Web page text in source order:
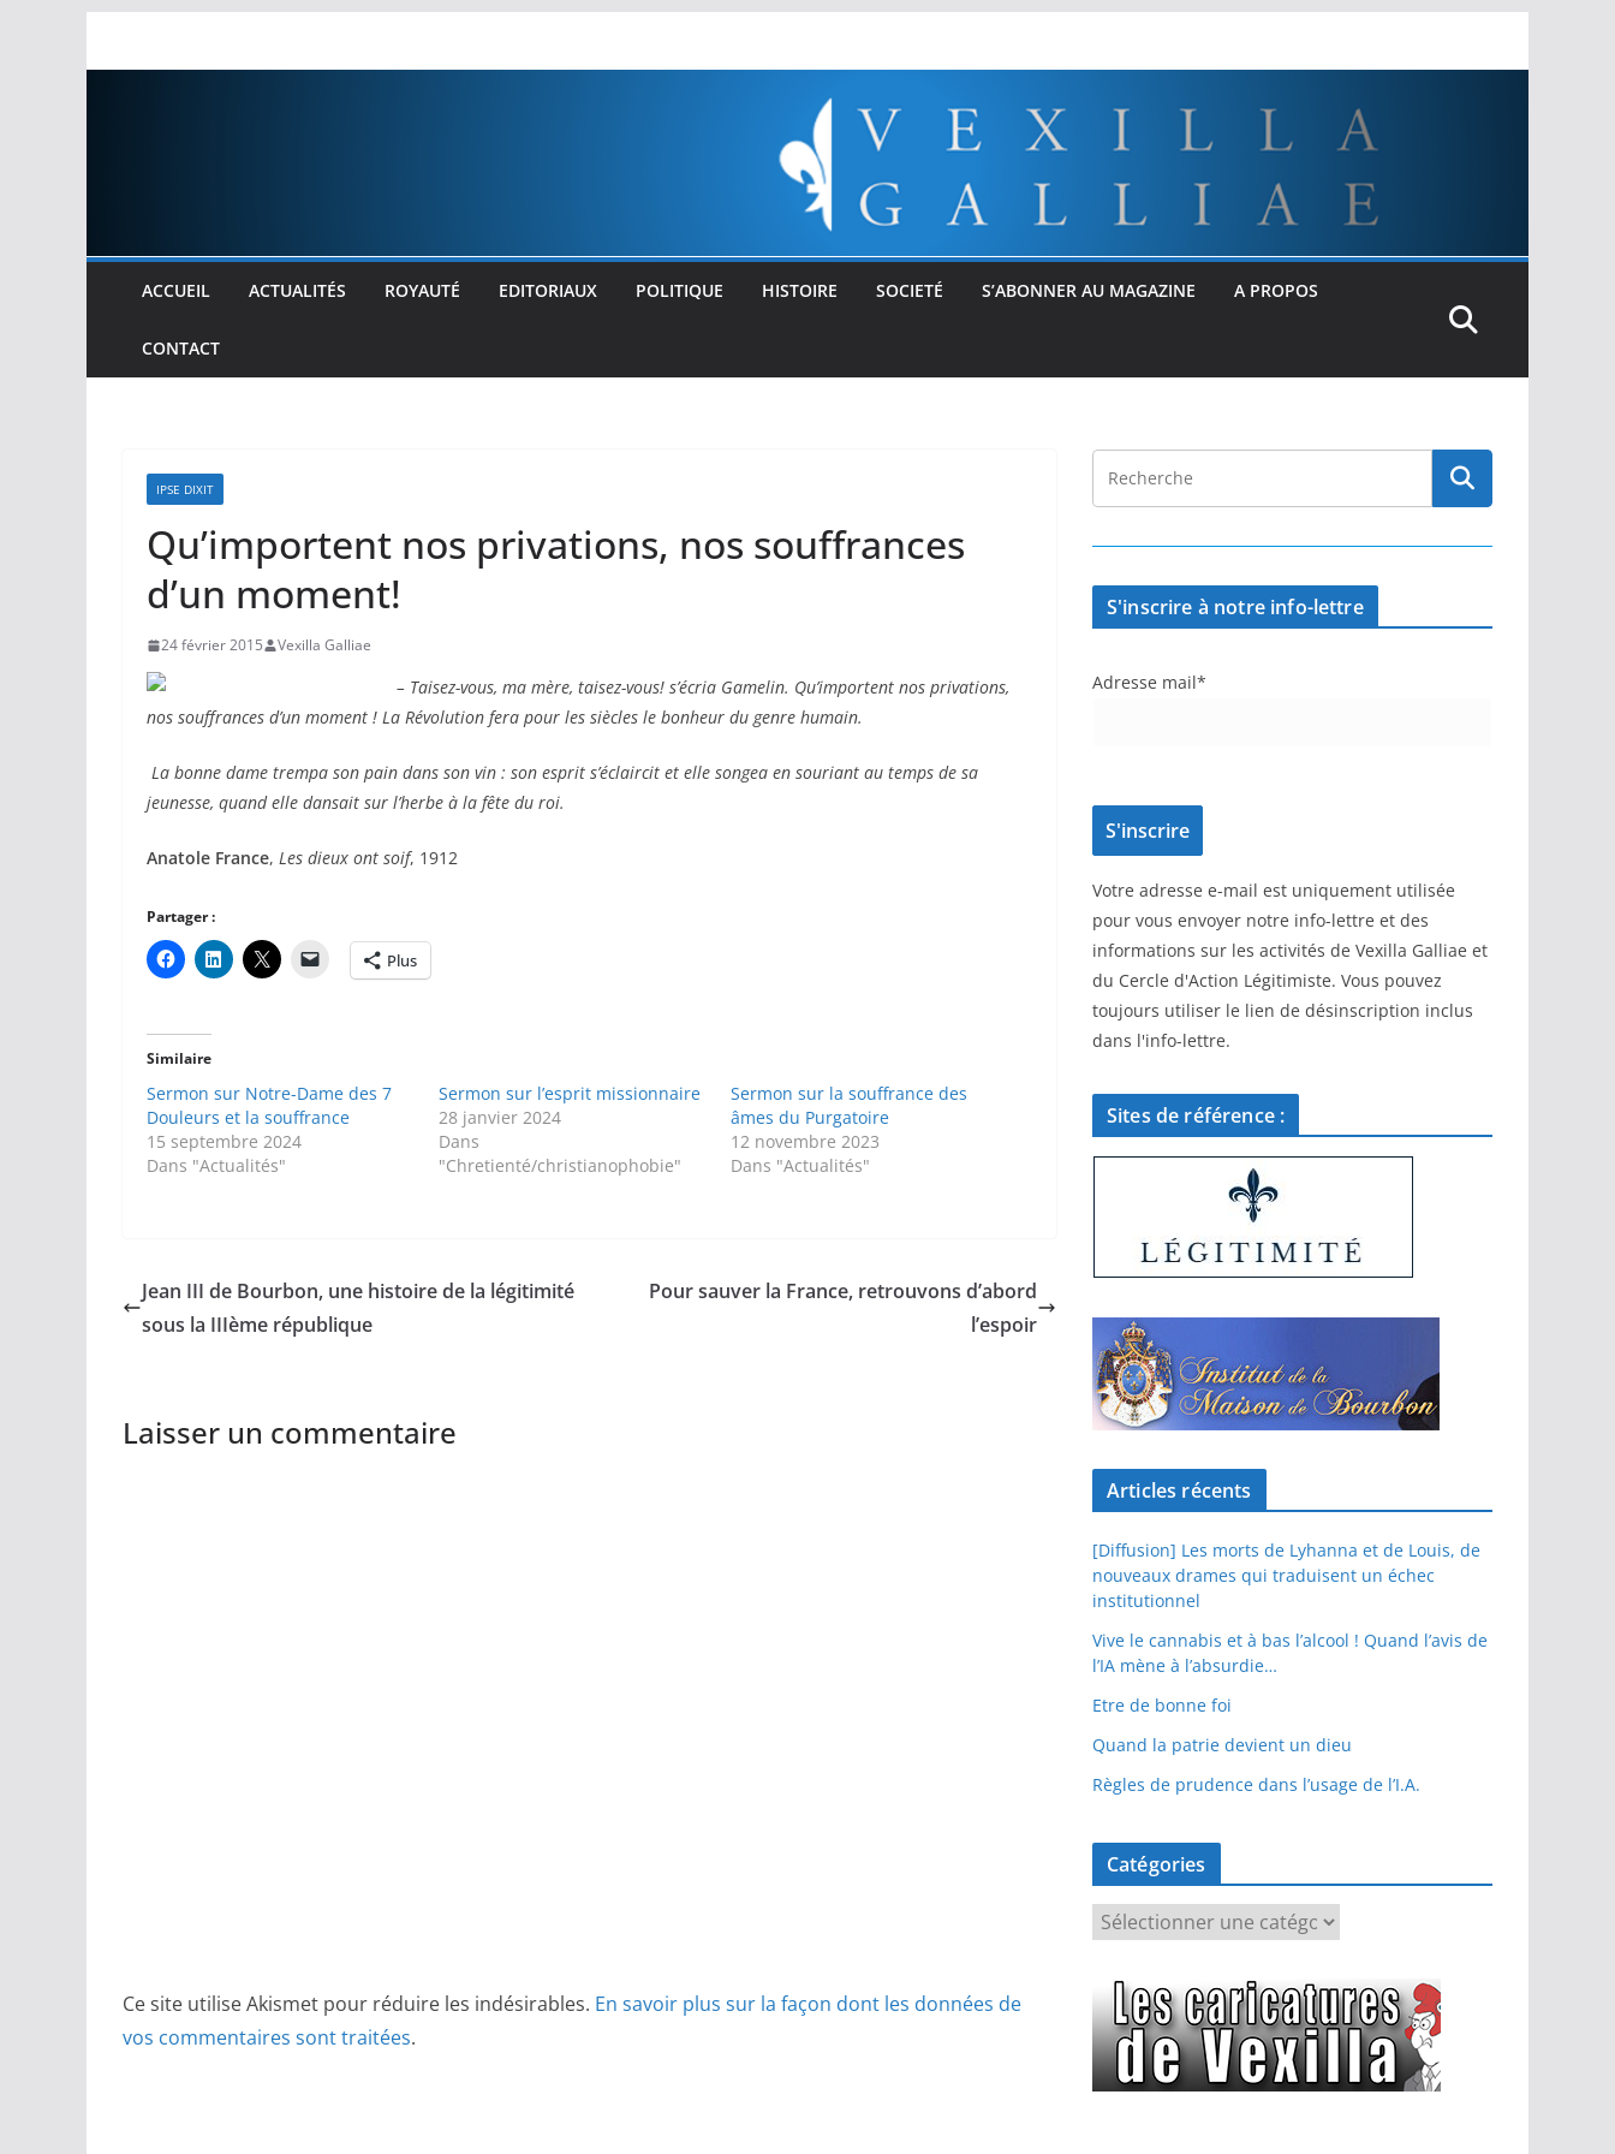
ACCUEIL ACTUALITÉS ROYAUTÉ EDITORIAUX POLITIQUE HISTOIRE SOCIETÉ S’ABONNER AU MAGAZINE A PROPOS
CONTACT
IPSE DIXIT
Qu’importent nos privations, nos souffrances
d’un moment!
24 février 2015 Vexilla Galliae
– Taisez-vous, ma mère, taisez-vous! s’écria Gamelin. Qu’importent nos privations,
nos souffrances d’un moment ! La Révolution fera pour les siècles le bonheur du genre humain.
La bonne dame trempa son pain dans son vin : son esprit s’éclaircit et elle songea en souriant au temps de sa
jeunesse, quand elle dansait sur l’herbe à la fête du roi.
Anatole France, Les dieux ont soif, 1912
Partager :
Plus
Similaire
Sermon sur Notre-Dame des 7
Douleurs et la souffrance
15 septembre 2024
Dans "Actualités"
Sermon sur l’esprit missionnaire
28 janvier 2024
Dans
"Chretienté/christianophobie"
Sermon sur la souffrance des
âmes du Purgatoire
12 novembre 2023
Dans "Actualités"
Jean III de Bourbon, une histoire de la légitimité
sous la IIIème république
Pour sauver la France, retrouvons d’abord
l’espoir
Laisser un commentaire
Ce site utilise Akismet pour réduire les indésirables. En savoir plus sur la façon dont les données de
vos commentaires sont traitées.
S'inscrire à notre info-lettre
Adresse mail*
Votre adresse e-mail est uniquement utilisée
pour vous envoyer notre info-lettre et des
informations sur les activités de Vexilla Galliae et
du Cercle d'Action Légitimiste. Vous pouvez
toujours utiliser le lien de désinscription inclus
dans l'info-lettre.
Sites de référence :
Articles récents
[Diffusion] Les morts de Lyhanna et de Louis, de
nouveaux drames qui traduisent un échec
institutionnel
Vive le cannabis et à bas l’alcool ! Quand l’avis de
l’IA mène à l’absurdie…
Etre de bonne foi
Quand la patrie devient un dieu
Règles de prudence dans l’usage de l’I.A.
Catégories
é
g
o
r